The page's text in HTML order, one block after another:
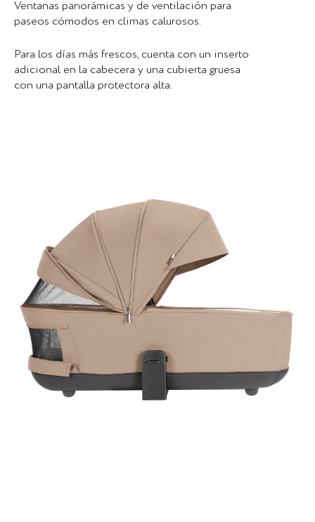
Ventanas panorámicas y de ventilación para
paseos cómodos en climas calurosos.
Para los días más frescos, cuenta con un inserto
adicional en la cabecera y una cubierta gruesa
con una pantalla protectora alta.